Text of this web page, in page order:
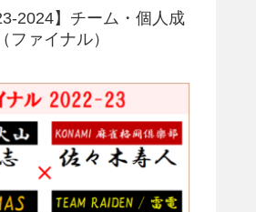
2024】チーム・個人成
ファイナル）